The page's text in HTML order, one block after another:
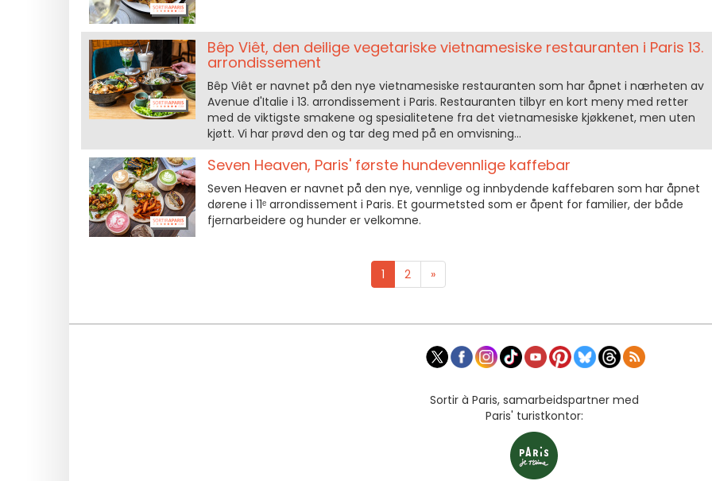
Bêp Viêt, den deilige vegetariske vietnamesiske restauranten i Paris 13.
arrondissement
Bêp Viêt er navnet på den nye vietnamesiske restauranten som har åpnet i nærheten av
Avenue d'Italie i 13. arrondissement i Paris. Restauranten tilbyr en kort meny med retter
med de viktigste smakene og spesialitetene fra det vietnamesiske kjøkkenet, men uten
kjøtt. Vi har prøvd den og tar deg med på en omvisning...
Seven Heaven, Paris' første hundevennlige kaffebar
Seven Heaven er navnet på den nye, vennlige og innbydende kaffebaren som har åpnet
dørene i 11ᵉ arrondissement i Paris. Et gourmetsted som er åpent for familier, der både
fjernarbeidere og hunder er velkomne.
1 2 »
Sortir à Paris, samarbeidspartner med
Paris' turistkontor: